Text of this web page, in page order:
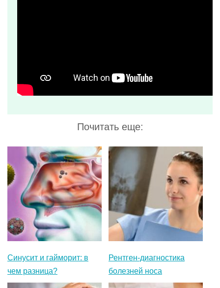
Синусит и гайморит: в
чем разница?
Рентген-диагностика
болезней носа